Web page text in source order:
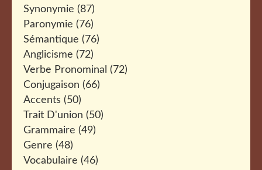
Synonymie (87)
Paronymie (76)
Sémantique (76)
Anglicisme (72)
Verbe Pronominal (72)
Conjugaison (66)
Accents (50)
Trait D'union (50)
Grammaire (49)
Genre (48)
Vocabulaire (46)